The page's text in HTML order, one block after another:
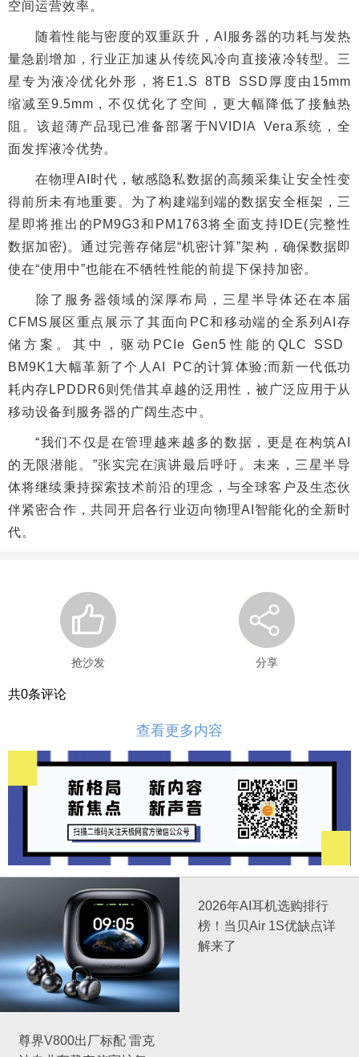
空间运营效率。
随着性能与密度的双重跃升，AI服务器的功耗与发热
量急剧增加，行业正加速从传统风冷向直接液冷转型。三
星专为液冷优化外形，将E1.S 8TB SSD厚度由15mm
缩减至9.5mm，不仅优化了空间，更大幅降低了接触热
阻。该超薄产品现已准备部署于NVIDIA Vera系统，全
面发挥液冷优势。
在物理AI时代，敏感隐私数据的高频采集让安全性变
得前所未有地重要。为了构建端到端的数据安全框架，三
星即将推出的PM9G3和PM1763将全面支持IDE(完整性
数据加密)。通过完善存储层“机密计算”架构，确保数据即
使在“使用中”也能在不牺牲性能的前提下保持加密。
除了服务器领域的深厚布局，三星半导体还在本届
CFMS展区重点展示了其面向PC和移动端的全系列AI存
储方案。其中，驱动PCIe Gen5性能的QLC SSD
BM9K1大幅革新了个人AI PC的计算体验;而新一代低功
耗内存LPDDR6则凭借其卓越的泛用性，被广泛应用于从
移动设备到服务器的广阔生态中。
“我们不仅是在管理越来越多的数据，更是在构筑AI
的无限潜能。”张实完在演讲最后呼吁。未来，三星半导
体将继续秉持探索技术前沿的理念，与全球客户及生态伙
伴紧密合作，共同开启各行业迈向物理AI智能化的全新时
代。
抢沙发 分享
共0条评论
查看更多内容
2026年AI耳机选购排行
榜！当贝Air 1S优缺点详
解来了
尊界V800出厂标配 雷克